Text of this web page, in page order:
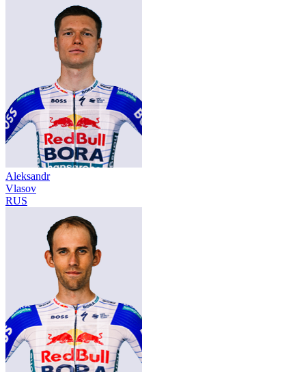
Aleksandr
Vlasov
RUS